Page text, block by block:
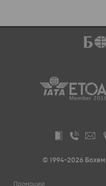
© 1994-2026
Промоции